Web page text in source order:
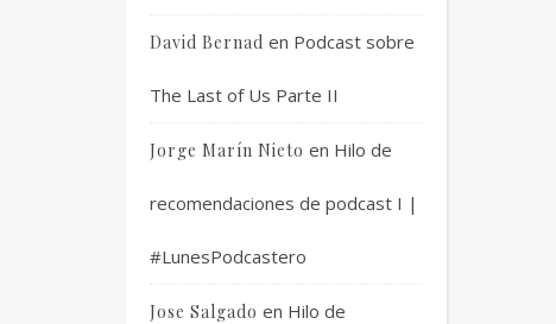
David Bernad en Podcast sobre
The Last of Us Parte II
Jorge Marín Nieto en Hilo de
recomendaciones de podcast I |
#LunesPodcastero
Jose Salgado en Hilo de